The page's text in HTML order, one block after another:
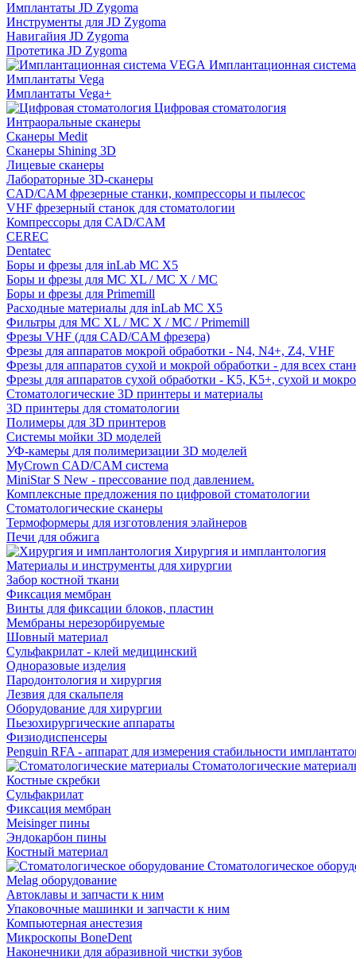
Имплантаты JD Zygoma
Инструменты для JD Zygoma
Навигайия JD Zygoma
Протетика JD Zygoma
Имплантационная
Имплантаты Vega
Имплантаты Vega+
Цифровая стоматология
Интраоральные сканеры
Сканеры Medit
Сканеры Shining 3D
Лицевые сканеры
Лабораторные 3D-сканеры
CAD/CAM фрезерные станки, компрессоры и пылесос
VHF фрезерный станок для стоматологии
Компрессоры для CAD/CAM
CEREC
Dentatec
Боры и фрезы для inLab MC X5
Боры и фрезы для MC XL / MC X / MC
Боры и фрезы для Primemill
Расходные материалы для inLab MC X5
Фильтры для MC XL / MC X / MC / Primemill
Фрезы VHF (для CAD/CAM фрезера)
Фрезы для аппаратов мокрой обработки - N4, N4+, Z4, VHF
Фрезы для аппаратов сухой и мокрой обработки - для всех
Фрезы для аппаратов сухой обработки - K5, K5+, сухой и
Стоматологические 3D принтеры и материалы
3D принтеры для стоматологии
Полимеры для 3D принтеров
Системы мойки 3D моделей
УФ-камеры для полимеризации 3D моделей
MyCrown CAD/CAM система
MiniStar S New - прессование под давлением.
Комплексные предложения по цифровой стоматологии
Стоматологические сканеры
Термоформеры для изготовления элайнеров
Печи для обжига
Хирургия и имплантология
Материалы и инструменты для хирургии
Забор костной ткани
Фиксация мембран
Винты для фиксации блоков, пластин
Мембраны нерезорбируемые
Шовный материал
Сульфакрилат - клей медицинский
Одноразовые изделия
Пародонтология и хирургия
Лезвия для скальпеля
Оборудование для хирургии
Пьезохирургические аппараты
Физиодиспенсеры
Penguin RFA - аппарат для измерения стабильности
Стоматологические
Костные скребки
Сульфакрилат
Фиксация мембран
Meisinger пины
Эндокарбон пины
Костный материал
Стоматологическое
Melag оборудование
Автоклавы и запчасти к ним
Упаковочные машинки и запчасти к ним
Компьютерная анестезия
Микроскопы BoneDent
Наконечники для абразивной чистки зубов